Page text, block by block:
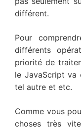
différent.
Pour
différents
priorité de
le JavaScript va
tel autre et etc.
Comme vous
choses très